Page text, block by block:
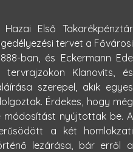
Első Takarékpénztár
tervet a Fővárosi
ban, és Eckermann Ede
Klanovits, és
szerepel, akik egyes
Érdekes, hogy még
nyújtottak be. A
a két homlokzati
lezárása, bár erről a